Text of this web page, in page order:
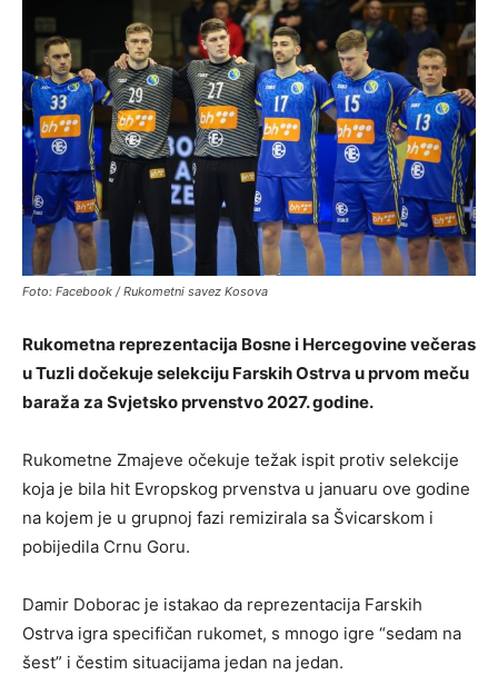
Foto: Facebook / Rukometni savez Kosova
Rukometna reprezentacija Bosne i Hercegovine večeras
u Tuzli dočekuje selekciju Farskih Ostrva u prvom meču
baraža za Svjetsko prvenstvo 2027. godine.
Rukometne Zmajeve očekuje težak ispit protiv selekcije
koja je bila hit Evropskog prvenstva u januaru ove godine
na kojem je u grupnoj fazi remizirala sa Švicarskom i
pobijedila Crnu Goru.
Damir Doborac je istakao da reprezentacija Farskih
Ostrva igra specifičan rukomet, s mnogo igre “sedam na
šest” i čestim situacijama jedan na jedan.